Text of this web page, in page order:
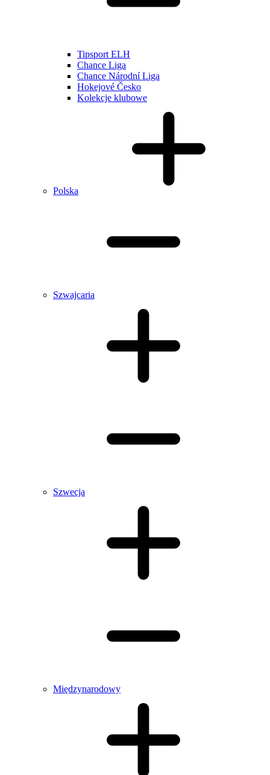
Tipsport ELH
Chance Liga
Chance Národní Liga
Hokejové Česko
Kolekcje klubowe
Polska
Szwajcaria
Szwecja
Międzynarodowy